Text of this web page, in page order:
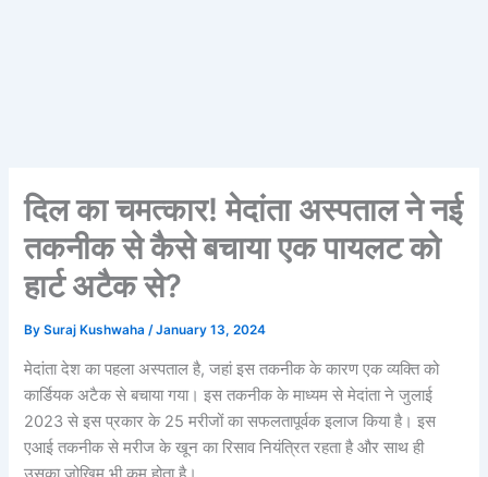
दिल का चमत्कार! मेदांता अस्पताल ने नई
तकनीक से कैसे बचाया एक पायलट को
हार्ट अटैक से?
BySuraj Kushwaha/January 13, 2024
मेदांता देश का पहला अस्पताल है, जहां इस तकनीक के कारण एक व्यक्ति को
कार्डियक अटैक से बचाया गया। इस तकनीक के माध्यम से मेदांता ने जुलाई
2023 से इस प्रकार के 25 मरीजों का सफलतापूर्वक इलाज किया है। इस
एआई तकनीक से मरीज के खून का रिसाव नियंत्रित रहता है और साथ ही